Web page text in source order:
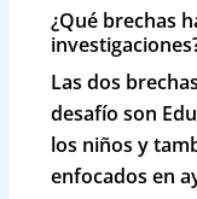
¿Qué brechas
Las dos
desafío son
los niños y
enfocados en